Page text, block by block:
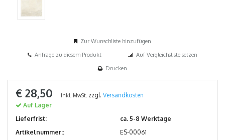
Zur Wunschliste hinzufügen
Anfrage zu diesem Produkt
Auf Vergleichsliste setzen
Drucken
€ 28,50 Inkl. MwSt. zzgl. Versandkosten
Auf Lager
Lieferfrist:
ca. 5-8 Werktage
Artikelnummer::
ES-00061